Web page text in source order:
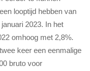
looptijd hebben van
2023. In het
omhoog met 2,8%.
keer een eenmalige
bruto voor